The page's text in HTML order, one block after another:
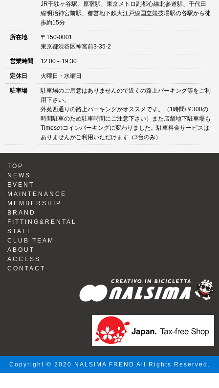
JR千駄ヶ谷駅、原宿駅、東京メトロ副都心線北参道駅、千代田
線明治神宮前駅、都営地下鉄大江戸線国立競技場駅の各駅から徒
歩約15分
所在地
〒150-0001
東京都渋谷区神宮前3-35-2
営業時間 12:00～19:30
定休日 火曜日・水曜日
駐車場
駐車場のご用意はありませんので近くの路上パーキング等をご利
用下さい。
外苑西通りの路上パーキングがオススメです。（1時間/￥300の
時間駐車のため駐車時間にご注意下さい）また店舗地下駐車場も
Timesのコインパーキングに変わりました。駐車料金サービスは
ありませんがご利用いただけます（3台のみ）
TOP
NEWS
EVENT
MAINTENANCE
MEMBERSHIP
BRAND
FITTING&RENTAL
STAFF
CLUB TEAM
ABOUT
ACCESS
CONTACT
Copyright © 2020 NALSIMA FREND All Rights Reserved.